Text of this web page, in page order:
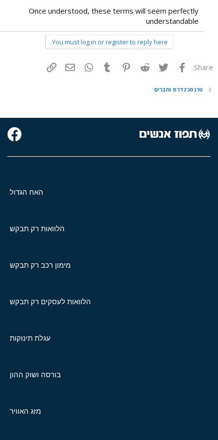
Once understood, these terms will seem perfectly
understandable
You must log in or register to reply here.
Share: פייסבוק Twitter
Reddit
Pinterest
Tumblr
WhatsAppדואר אלקטרוני
טרנסג'נדרס וחברים
האח הגדול
הלוואות רק תבקש
מימון רכב רק תבקש
הלוואות לעסקים רק תבקש
עגלת תינוקות
בורסה ושוק ההון
מזג האוויר